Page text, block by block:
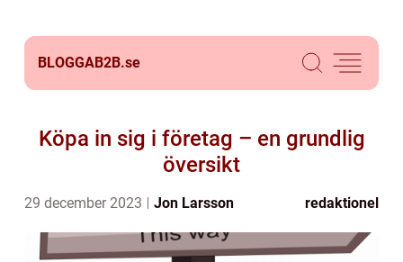
BLOGGAB2B.se
Köpa in sig i företag – en grundlig
översikt
29 december 2023 Jon Larsson redaktionel